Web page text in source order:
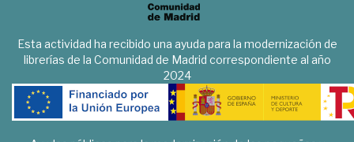
Esta actividad ha recibido una ayuda para la modernización de
librerías de la Comunidad de Madrid correspondiente al año
2024